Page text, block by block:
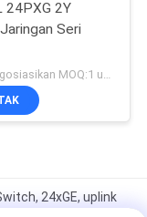
24PXG 2Y
Seri
Bisa dinegosiasikan MOQ:1 unit
24xGE, uplink